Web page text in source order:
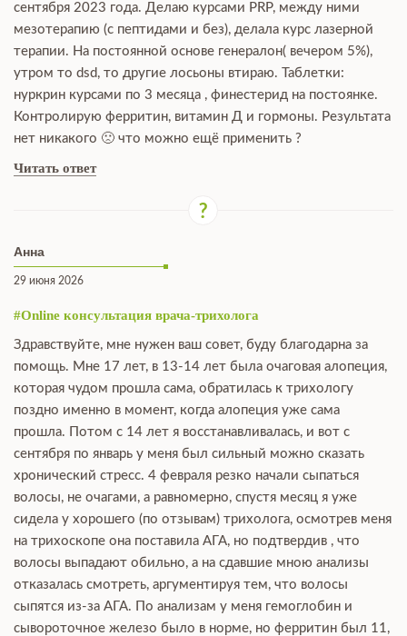
сентября 2023 года. Делаю курсами PRP, между ними
мезотерапию (с пептидами и без), делала курс лазерной
терапии. На постоянной основе генералон( вечером 5%),
утром то dsd, то другие лосьоны втираю. Таблетки:
нуркрин курсами по 3 месяца , финестерид на постоянке.
Контролирую ферритин, витамин Д и гормоны. Результата
нет никакого 🙁 что можно ещё применить ?
Читать ответ
Анна
29 июня 2026
#Online консультация врача-трихолога
Здравствуйте, мне нужен ваш совет, буду благодарна за
помощь. Мне 17 лет, в 13-14 лет была очаговая алопеция,
которая чудом прошла сама, обратилась к трихологу
поздно именно в момент, когда алопеция уже сама
прошла. Потом с 14 лет я восстанавливалась, и вот с
сентября по январь у меня был сильный можно сказать
хронический стресс. 4 февраля резко начали сыпаться
волосы, не очагами, а равномерно, спустя месяц я уже
сидела у хорошего (по отзывам) трихолога, осмотрев меня
на трихоскопе она поставила АГА, но подтвердив , что
волосы выпадают обильно, а на сдавшие мною анализы
отказалась смотреть, аргументируя тем, что волосы
сыпятся из-за АГА. По анализам у меня гемоглобин и
сывороточное железо было в норме, но ферритин был 11,